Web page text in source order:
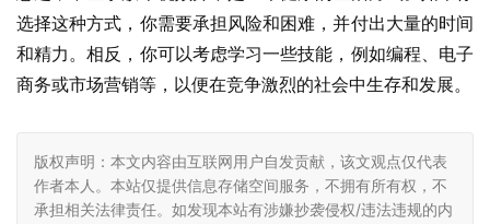
选择这种方式，你需要承担风险和困难，并付出大量的时间
和精力。相反，你可以考虑学习一些技能，例如编程、电子
商务或市场营销等，以便在竞争激烈的社会中生存和发展。
版权声明：本文内容由互联网用户自发贡献，该文观点仅代表
作者本人。本站仅提供信息存储空间服务，不拥有所有权，不
承担相关法律责任。如发现本站有涉嫌抄袭侵权/违法违规的内